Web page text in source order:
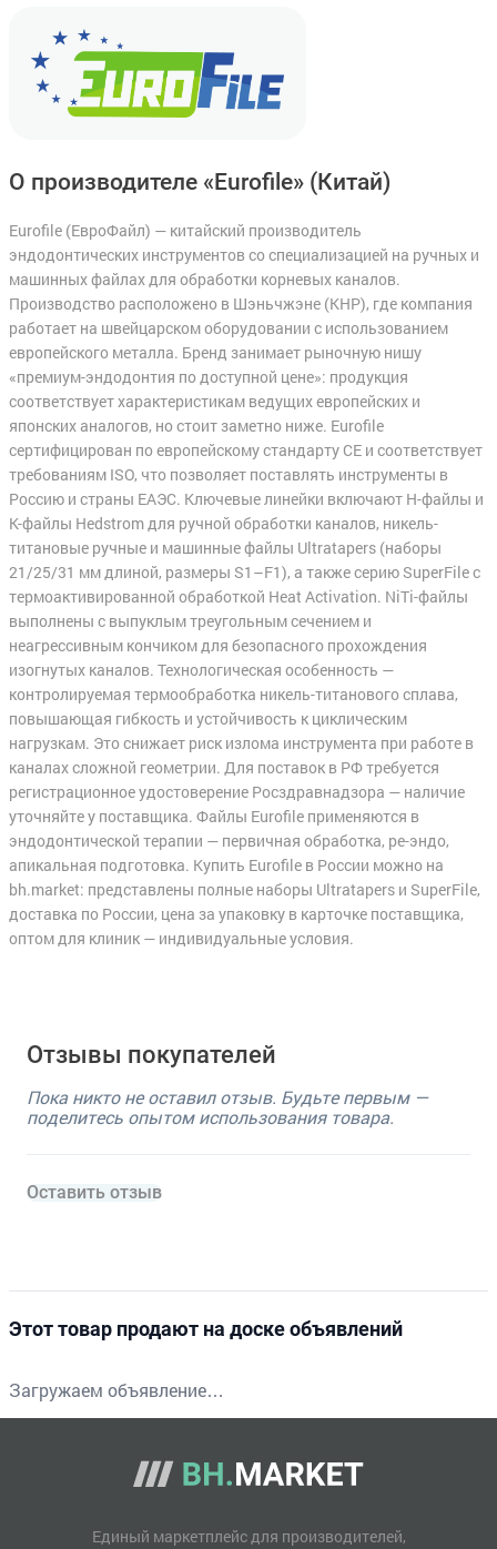
О производителе «Eurofile» (Китай)
Eurofile (ЕвроФайл) — китайский производитель
эндодонтических инструментов со специализацией на ручных и
машинных файлах для обработки корневых каналов.
Производство расположено в Шэньчжэне (КНР), где компания
работает на швейцарском оборудовании с использованием
европейского металла. Бренд занимает рыночную нишу
«премиум-эндодонтия по доступной цене»: продукция
соответствует характеристикам ведущих европейских и
японских аналогов, но стоит заметно ниже. Eurofile
сертифицирован по европейскому стандарту CE и соответствует
требованиям ISO, что позволяет поставлять инструменты в
Россию и страны ЕАЭС. Ключевые линейки включают H-файлы и
K-файлы Hedstrom для ручной обработки каналов, никель-
титановые ручные и машинные файлы Ultratapers (наборы
21/25/31 мм длиной, размеры S1–F1), а также серию SuperFile с
термоактивированной обработкой Heat Activation. NiTi-файлы
выполнены с выпуклым треугольным сечением и
неагрессивным кончиком для безопасного прохождения
изогнутых каналов. Технологическая особенность —
контролируемая термообработка никель-титанового сплава,
повышающая гибкость и устойчивость к циклическим
нагрузкам. Это снижает риск излома инструмента при работе в
каналах сложной геометрии. Для поставок в РФ требуется
регистрационное удостоверение Росздравнадзора — наличие
уточняйте у поставщика. Файлы Eurofile применяются в
эндодонтической терапии — первичная обработка, ре-эндо,
апикальная подготовка. Купить Eurofile в России можно на
bh.market: представлены полные наборы Ultratapers и SuperFile,
доставка по России, цена за упаковку в карточке поставщика,
оптом для клиник — индивидуальные условия.
Отзывы покупателей
Пока никто не оставил отзыв. Будьте первым —
поделитесь опытом использования товара.
Оставить отзыв
Этот товар продают на доске объявлений
Загружаем объявление…
Единый маркетплейс для производителей,